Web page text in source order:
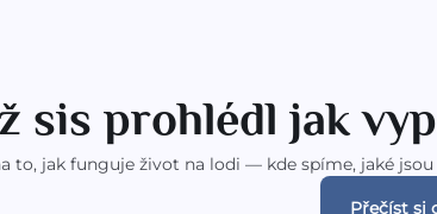
sis prohlédl jak
to, jak funguje život na lodi — kde spíme, jaké
Přečíst si